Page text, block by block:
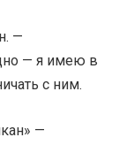
—
— я имею в
с ним.
—